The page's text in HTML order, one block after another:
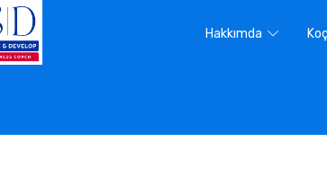
Hakkımda